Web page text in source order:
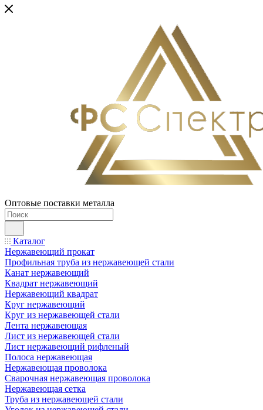
Оптовые поставки металла
Каталог
Нержавеющий прокат
Профильная труба из нержавеющей стали
Канат нержавеющий
Квадрат нержавеющий
Нержавеющий квадрат
Круг нержавеющий
Круг из нержавеющей стали
Лента нержавеющая
Лист из нержавеющей стали
Лист нержавеющий рифленый
Полоса нержавеющая
Нержавеющая проволока
Сварочная нержавеющая проволока
Нержавеющая сетка
Труба из нержавеющей стали